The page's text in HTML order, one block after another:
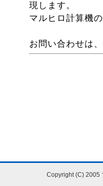
現します。
マルヒロ計算機の
お問い合わせは
Copyright (C) 2005